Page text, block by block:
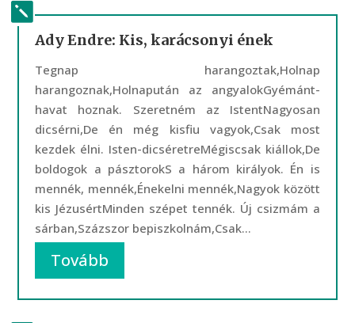
Ady Endre: Kis, karácsonyi ének
Tegnap harangoztak,Holnap
harangoznak,Holnapután az angyalokGyémánt-
havat hoznak. Szeretném az IstentNagyosan
dicsérni,De én még kisfiu vagyok,Csak most
kezdek élni. Isten-dicséretreMégiscsak kiállok,De
boldogok a pásztorokS a három királyok. Én is
mennék, mennék,Énekelni mennék,Nagyok között
kis JézusértMinden szépet tennék. Új csizmám a
sárban,Százszor bepiszkolnám,Csak...
Tovább